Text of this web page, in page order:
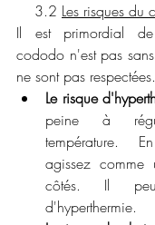
    3.2
Les risques du
Il est primordial
cododo n'est pas
ne sont pas respectées.
Le risque
peine à
température.
agissez
côtés. Il
d'hyperthermie.